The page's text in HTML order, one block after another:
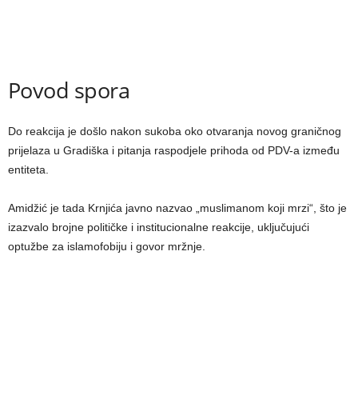
Povod spora
Do reakcija je došlo nakon sukoba oko otvaranja novog graničnog
prijelaza u Gradiška i pitanja raspodjele prihoda od PDV-a između
entiteta.
Amidžić je tada Krnjića javno nazvao „muslimanom koji mrzi“, što je
izazvalo brojne političke i institucionalne reakcije, uključujući
optužbe za islamofobiju i govor mržnje.